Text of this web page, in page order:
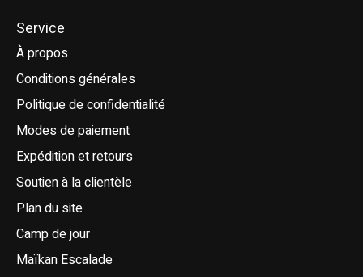
Service
À propos
Conditions générales
Politique de confidentialité
Modes de paiement
Expédition et retours
Soutien à la clientèle
Plan du site
Camp de jour
Maïkan Escalade